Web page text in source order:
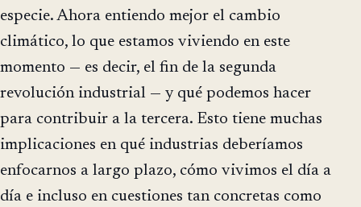
especie. Ahora entiendo mejor el cambio
climático, lo que estamos viviendo en este
momento — es decir, el fin de la segunda
revolución industrial — y qué podemos hacer
para contribuir a la tercera. Esto tiene muchas
implicaciones en qué industrias deberíamos
enfocarnos a largo plazo, cómo vivimos el día a
día e incluso en cuestiones tan concretas como